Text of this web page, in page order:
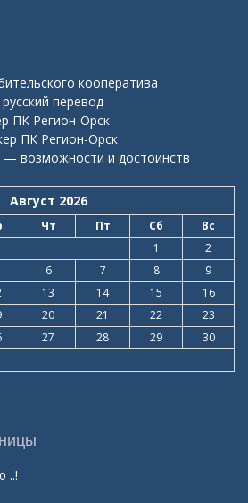
кооператива
перевод
ПК Регион-Орск
ПК Регион-Орск
— возможности и достоинств
Август 2026
Чт Пт Сб
Вс
1
2
6 7 8
9
13 14 15
16
20 21 22
23
27 28 29
30